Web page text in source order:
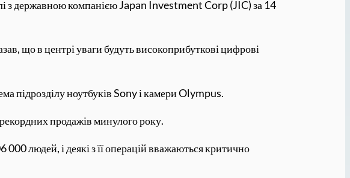
з державною компанією Japan Investment Corp (JIC) за 14
що в центрі уваги будуть високоприбуткові цифрові
підрозділу ноутбуків Sony і камери Olympus.
продажів минулого року.
людей, і деякі з її операцій вважаються критично